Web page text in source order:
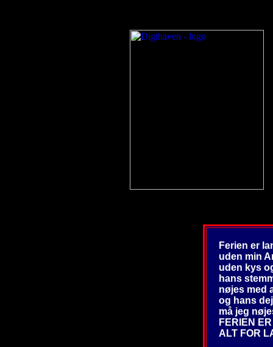
Ferien er
uden min
uden kys
hans
nøjes med
og hans
må jeg
FERIEN
ALT FOR